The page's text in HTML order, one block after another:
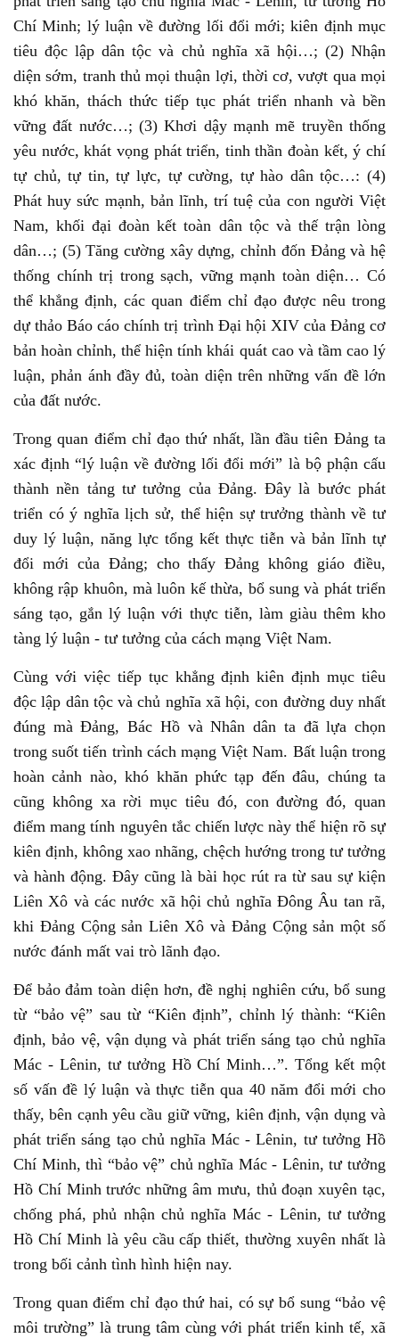
Chí Minh; lý luận về đường lối đổi mới; kiên định mục
tiêu độc lập dân tộc và chủ nghĩa xã hội…; (2) Nhận
diện sớm, tranh thủ mọi thuận lợi, thời cơ, vượt qua mọi
khó khăn, thách thức tiếp tục phát triển nhanh và bền
vững đất nước…; (3) Khơi dậy mạnh mẽ truyền thống
yêu nước, khát vọng phát triển, tinh thần đoàn kết, ý chí
tự chủ, tự tin, tự lực, tự cường, tự hào dân tộc…: (4)
Phát huy sức mạnh, bản lĩnh, trí tuệ của con người Việt
Nam, khối đại đoàn kết toàn dân tộc và thế trận lòng
dân…; (5) Tăng cường xây dựng, chỉnh đốn Đảng và hệ
thống chính trị trong sạch, vững mạnh toàn diện… Có
thể khẳng định, các quan điểm chỉ đạo được nêu trong
dự thảo Báo cáo chính trị trình Đại hội XIV của Đảng cơ
bản hoàn chỉnh, thể hiện tính khái quát cao và tầm cao lý
luận, phản ánh đầy đủ, toàn diện trên những vấn đề lớn
của đất nước.
Trong quan điểm chỉ đạo thứ nhất, lần đầu tiên Đảng ta
xác định “lý luận về đường lối đổi mới” là bộ phận cấu
thành nền tảng tư tưởng của Đảng. Đây là bước phát
triển có ý nghĩa lịch sử, thể hiện sự trưởng thành về tư
duy lý luận, năng lực tổng kết thực tiễn và bản lĩnh tự
đổi mới của Đảng; cho thấy Đảng không giáo điều,
không rập khuôn, mà luôn kế thừa, bổ sung và phát triển
sáng tạo, gắn lý luận với thực tiễn, làm giàu thêm kho
tàng lý luận - tư tưởng của cách mạng Việt Nam.
Cùng với việc tiếp tục khẳng định kiên định mục tiêu
độc lập dân tộc và chủ nghĩa xã hội, con đường duy nhất
đúng mà Đảng, Bác Hồ và Nhân dân ta đã lựa chọn
trong suốt tiến trình cách mạng Việt Nam. Bất luận trong
hoàn cảnh nào, khó khăn phức tạp đến đâu, chúng ta
cũng không xa rời mục tiêu đó, con đường đó, quan
điểm mang tính nguyên tắc chiến lược này thể hiện rõ sự
kiên định, không xao nhãng, chệch hướng trong tư tưởng
và hành động. Đây cũng là bài học rút ra từ sau sự kiện
Liên Xô và các nước xã hội chủ nghĩa Đông Âu tan rã,
khi Đảng Cộng sản Liên Xô và Đảng Cộng sản một số
nước đánh mất vai trò lãnh đạo.
Để bảo đảm toàn diện hơn, đề nghị nghiên cứu, bổ sung
từ “bảo vệ” sau từ “Kiên định”, chỉnh lý thành: “Kiên
định, bảo vệ, vận dụng và phát triển sáng tạo chủ nghĩa
Mác - Lênin, tư tưởng Hồ Chí Minh…”. Tổng kết một
số vấn đề lý luận và thực tiễn qua 40 năm đổi mới cho
thấy, bên cạnh yêu cầu giữ vững, kiên định, vận dụng và
phát triển sáng tạo chủ nghĩa Mác - Lênin, tư tưởng Hồ
Chí Minh, thì “bảo vệ” chủ nghĩa Mác - Lênin, tư tưởng
Hồ Chí Minh trước những âm mưu, thủ đoạn xuyên tạc,
chống phá, phủ nhận chủ nghĩa Mác - Lênin, tư tưởng
Hồ Chí Minh là yêu cầu cấp thiết, thường xuyên nhất là
trong bối cảnh tình hình hiện nay.
Trong quan điểm chỉ đạo thứ hai, có sự bổ sung “bảo vệ
môi trường” là trung tâm cùng với phát triển kinh tế, xã